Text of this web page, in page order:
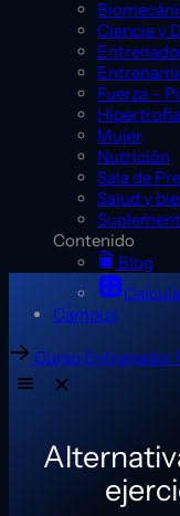
Ciencia y
Fuerza –
Mujer
Nutrición
Sala de
Salud y
Contenido
Blog
Campus
Curso Entrenador